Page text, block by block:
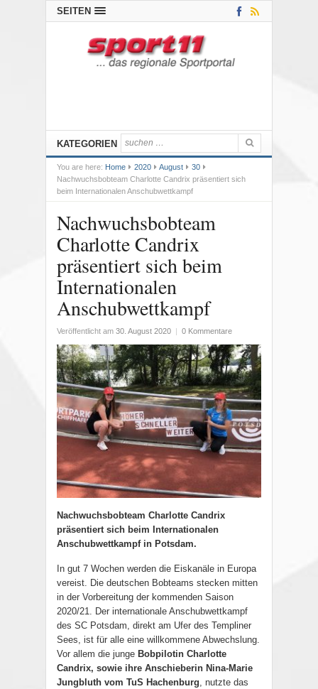
SEITEN
KATEGORIEN
You are here: Home 2020 August
30
Nachwuchsbobteam Charlotte Candrix präsentiert sich
beim Internationalen Anschubwettkampf
Nachwuchsbobteam
Charlotte Candrix
präsentiert sich beim
Internationalen
Anschubwettkampf
Veröffentlicht am 30. August 2020 0 Kommentare
Nachwuchsbobteam Charlotte Candrix
präsentiert sich beim Internationalen
Anschubwettkampf in Potsdam.
In gut 7 Wochen werden die Eiskanäle in Europa
vereist. Die deutschen Bobteams stecken mitten
in der Vorbereitung der kommenden Saison
2020/21. Der internationale Anschubwettkampf
des SC Potsdam, direkt am Ufer des Templiner
Sees, ist für alle eine willkommene Abwechslung.
Vor allem die junge Bobpilotin Charlotte
Candrix, sowie ihre Anschieberin Nina-Marie
Jungbluth vom TuS Hachenburg, nutzte das